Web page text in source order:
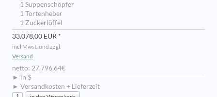
1 Suppenschöpfer
1 Tortenheber
1 Zuckerlöffel
33.078,00 EUR *
incl Mwst. und zzgl.
Versand
netto: 27.796,64€
► in $
► Versandkosten + Lieferzeit